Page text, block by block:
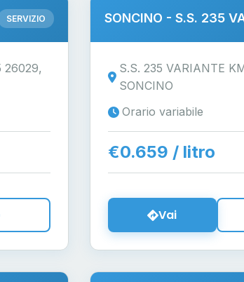
SERVIZIO
26029,
SONCINO - S.S. 235
S.S. 235 VARIANTE
SONCINO
Orario variabile
€0.659 / litro
Vai